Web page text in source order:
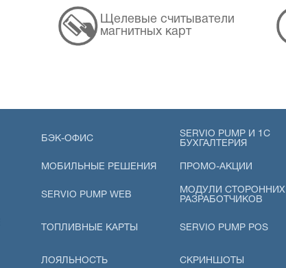
Щелевые считыватели
магнитных карт
БЭК-ОФИС
SERVIO PUMP И 1С
БУХГАЛТЕРИЯ
МОБИЛЬНЫЕ РЕШЕНИЯ ПРОМО-АКЦИИ
SERVIO PUMP WEB
МОДУЛИ СТОРОННИХ
РАЗРАБОТЧИКОВ
ТОПЛИВНЫЕ КАРТЫ SERVIO PUMP POS
ЛОЯЛЬНОСТЬ СКРИНШОТЫ